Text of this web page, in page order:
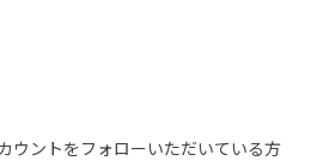
ウントをフォローいただいている方